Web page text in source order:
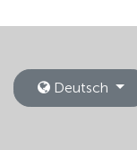
Deutsch